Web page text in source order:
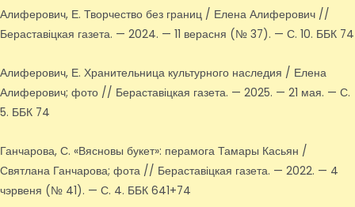
Алиферович, Е. Творчество без границ / Елена Алиферович //
Бераставіцкая газета. — 2024. — 11 верасня (№ 37). — С. 10. ББК 74
Алиферович, Е. Хранительница культурного наследия / Елена
Алиферович; фото // Бераставіцкая газета. — 2025. — 21 мая. — С.
5. ББК 74
Ганчарова, С. «Вясновы букет»: перамога Тамары Касьян /
Святлана Ганчарова; фота // Бераставіцкая газета. — 2022. — 4
чэрвеня (№ 41). — С. 4. ББК 641+74